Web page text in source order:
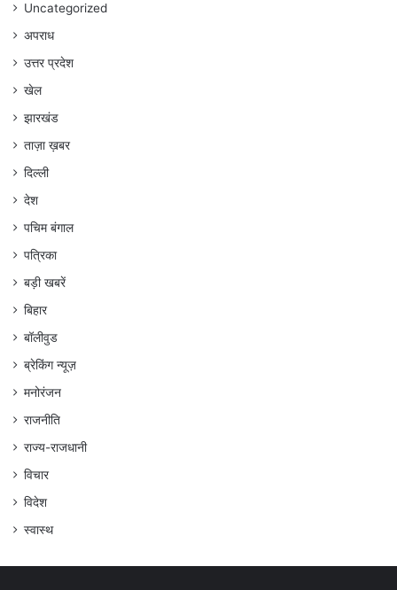
Uncategorized
अपराध
उत्तर प्रदेश
खेल
झारखंड
ताज़ा ख़बर
दिल्ली
देश
पचिम बंगाल
पत्रिका
बड़ी खबरें
बिहार
बॉलीवुड
ब्रेकिंग न्यूज़
मनोरंजन
राजनीति
राज्य-राजधानी
विचार
विदेश
स्वास्थ